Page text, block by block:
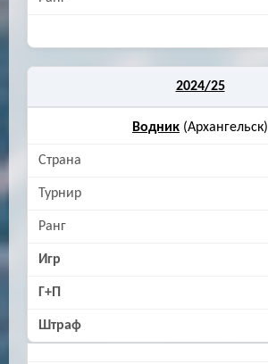
2024/25
Водник (Архангельск)